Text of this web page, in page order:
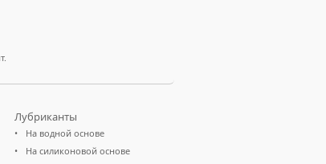
Лубриканты
На водной основе
На силиконовой основе